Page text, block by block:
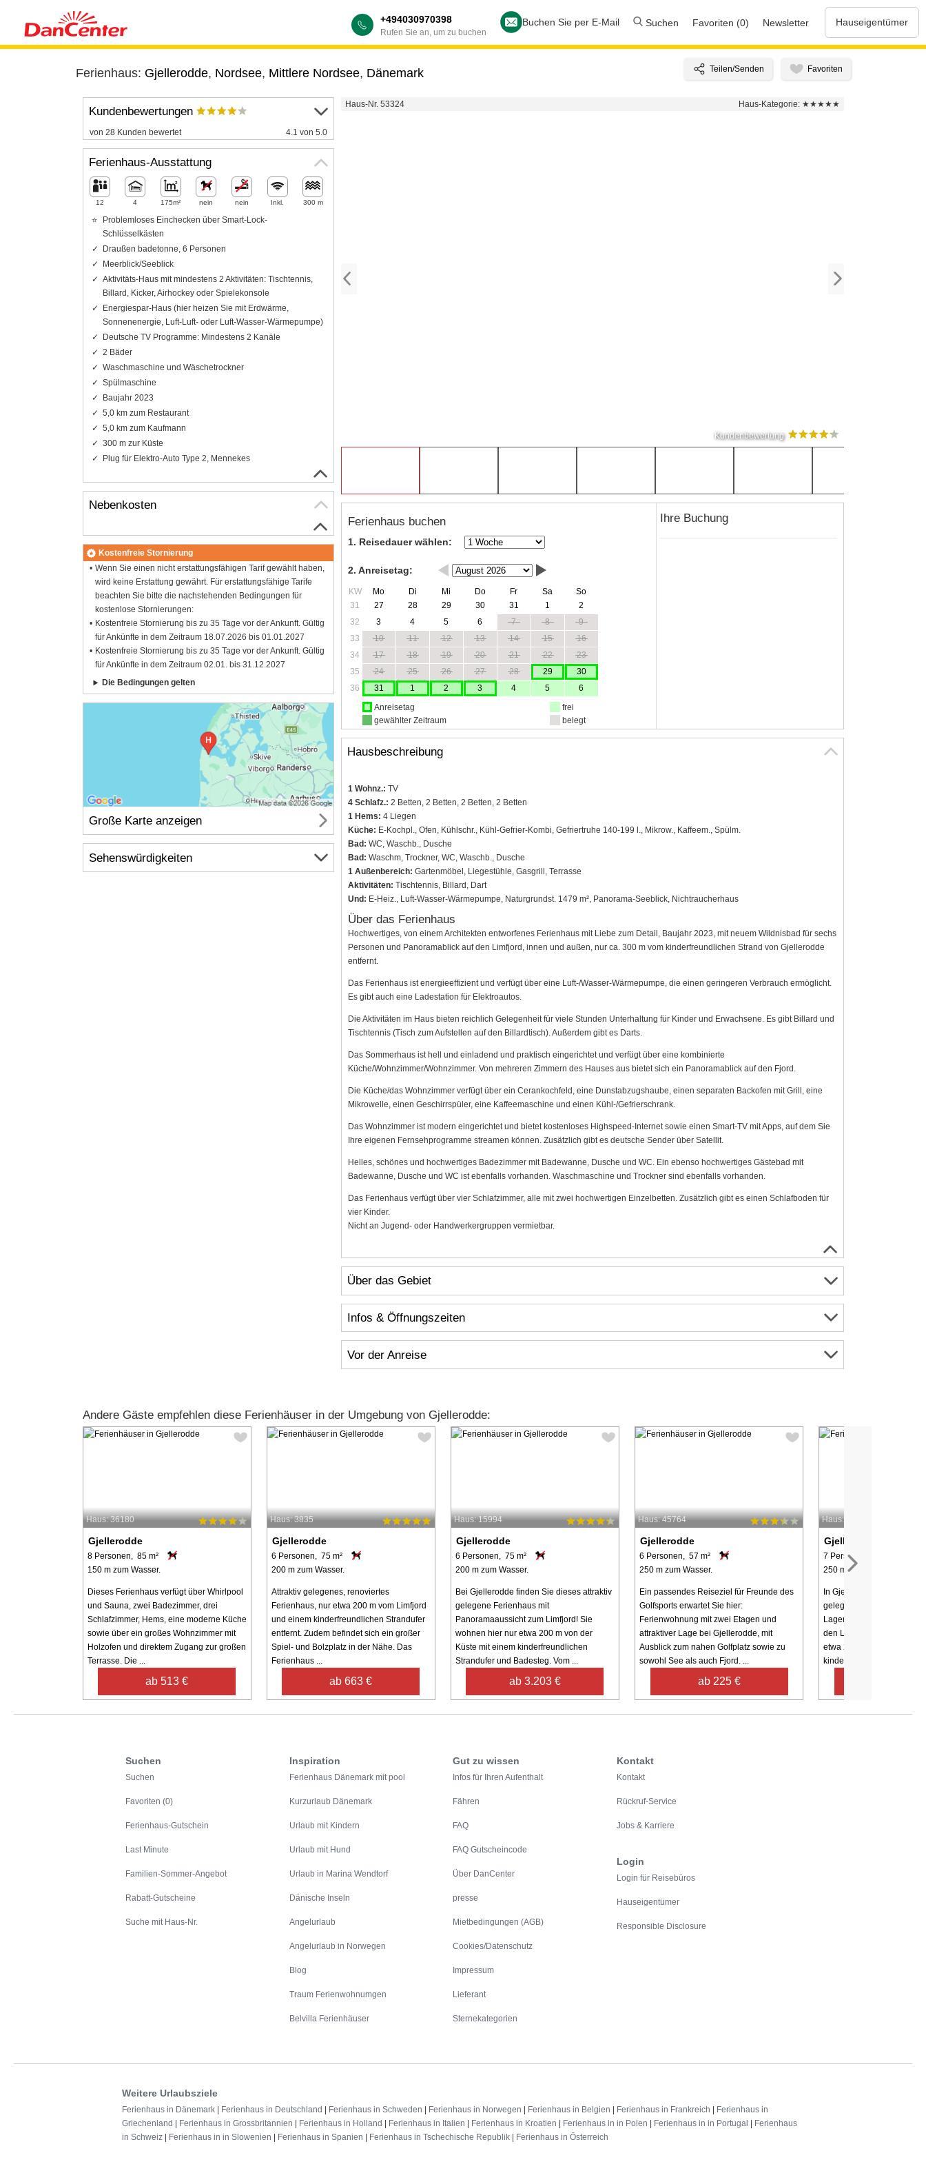
+494030970398
Rufen Sie an, um zu buchen
Buchen Sie per E-Mail Suchen Favoriten (0) Newsletter Hauseigentümer
Ferienhaus: Gjellerodde, Nordsee, Mittlere Nordsee, Dänemark
Haus-Nr. 53324 Haus-Kategorie: ★★★★★
Kundenbewertung
Ferienhaus buchen
1. Reisedauer wählen:
2. Anreisetag:
KW Mo Di Mi Do Fr Sa
So
31
27 28 29 30 31 1
2
32
3 4 5 6 7 8
9
33
10 11 12 13 14 15
16
34
17 18 19 20 21 22
23
35
24 25 26 27 28 29
30
36
31 1 2 3 4 5
6
Anreisetag
gewählter Zeitraum
frei
belegt
Ihre Buchung
Hausbeschreibung
1 Wohnz.: TV
4 Schlafz.: 2 Betten, 2 Betten, 2 Betten, 2 Betten
1 Hems: 4 Liegen
Küche: E-Kochpl., Ofen, Kühlschr., Kühl-Gefrier-Kombi, Gefriertruhe 140-199 l., Mikrow., Kaffeem., Spülm.
Bad: WC, Waschb., Dusche
Bad: Waschm, Trockner, WC, Waschb., Dusche
1 Außenbereich: Gartenmöbel, Liegestühle, Gasgrill, Terrasse
Aktivitäten: Tischtennis, Billard, Dart
Und: E-Heiz., Luft-Wasser-Wärmepumpe, Naturgrundst. 1479 m², Panorama-Seeblick, Nichtraucherhaus
Über das Ferienhaus
Hochwertiges, von einem Architekten entworfenes Ferienhaus mit Liebe zum Detail, Baujahr 2023, mit neuem Wildnisbad für sechs
Personen und Panoramablick auf den Limfjord, innen und außen, nur ca. 300 m vom kinderfreundlichen Strand von Gjellerodde
entfernt.
Das Ferienhaus ist energieeffizient und verfügt über eine Luft-/Wasser-Wärmepumpe, die einen geringeren Verbrauch ermöglicht.
Es gibt auch eine Ladestation für Elektroautos.
Die Aktivitäten im Haus bieten reichlich Gelegenheit für viele Stunden Unterhaltung für Kinder und Erwachsene. Es gibt Billard und
Tischtennis (Tisch zum Aufstellen auf den Billardtisch). Außerdem gibt es Darts.
Das Sommerhaus ist hell und einladend und praktisch eingerichtet und verfügt über eine kombinierte
Küche/Wohnzimmer/Wohnzimmer. Von mehreren Zimmern des Hauses aus bietet sich ein Panoramablick auf den Fjord.
Die Küche/das Wohnzimmer verfügt über ein Cerankochfeld, eine Dunstabzugshaube, einen separaten Backofen mit Grill, eine
Mikrowelle, einen Geschirrspüler, eine Kaffeemaschine und einen Kühl-/Gefrierschrank.
Das Wohnzimmer ist modern eingerichtet und bietet kostenloses Highspeed-Internet sowie einen Smart-TV mit Apps, auf dem Sie
Ihre eigenen Fernsehprogramme streamen können. Zusätzlich gibt es deutsche Sender über Satellit.
Helles, schönes und hochwertiges Badezimmer mit Badewanne, Dusche und WC. Ein ebenso hochwertiges Gästebad mit
Badewanne, Dusche und WC ist ebenfalls vorhanden. Waschmaschine und Trockner sind ebenfalls vorhanden.
Das Ferienhaus verfügt über vier Schlafzimmer, alle mit zwei hochwertigen Einzelbetten. Zusätzlich gibt es einen Schlafboden für
vier Kinder.
Nicht an Jugend- oder Handwerkergruppen vermietbar.
Über das Gebiet
Infos & Öffnungszeiten
Vor der Anreise
Kundenbewertungen
von 28 Kunden bewertet 4.1 von 5.0
Ferienhaus-Ausstattung
12 4 175m² nein nein Inkl. 300 m
Problemloses Einchecken über Smart-Lock-
Schlüsselkästen
Draußen badetonne, 6 Personen
Meerblick/Seeblick
Aktivitäts-Haus mit mindestens 2 Aktivitäten: Tischtennis,
Billard, Kicker, Airhockey oder Spielekonsole
Energiespar-Haus (hier heizen Sie mit Erdwärme,
Sonnenenergie, Luft-Luft- oder Luft-Wasser-Wärmepumpe)
Deutsche TV Programme: Mindestens 2 Kanäle
2 Bäder
Waschmaschine und Wäschetrockner
Spülmaschine
Baujahr 2023
5,0 km zum Restaurant
5,0 km zum Kaufmann
300 m zur Küste
Plug für Elektro-Auto Type 2, Mennekes
Nebenkosten
Kostenfreie Stornierung
Wenn Sie einen nicht erstattungsfähigen Tarif gewählt haben,
wird keine Erstattung gewährt. Für erstattungsfähige Tarife
beachten Sie bitte die nachstehenden Bedingungen für
kostenlose Stornierungen:
Kostenfreie Stornierung bis zu 35 Tage vor der Ankunft. Gültig
für Ankünfte in dem Zeitraum 18.07.2026 bis 01.01.2027
Kostenfreie Stornierung bis zu 35 Tage vor der Ankunft. Gültig
für Ankünfte in dem Zeitraum 02.01. bis 31.12.2027
Die Bedingungen gelten
Große Karte anzeigen
Sehenswürdigkeiten
Andere Gäste empfehlen diese Ferienhäuser in der Umgebung von Gjellerodde:
Haus: 36180
Gjellerodde
8 Personen, 85 m²
150 m zum Wasser.
Dieses Ferienhaus verfügt über Whirlpool
und Sauna, zwei Badezimmer, drei
Schlafzimmer, Hems, eine moderne Küche
sowie über ein großes Wohnzimmer mit
Holzofen und direktem Zugang zur großen
Terrasse. Die ...
ab 513 €
Haus: 3835
Gjellerodde
6 Personen, 75 m²
200 m zum Wasser.
Attraktiv gelegenes, renoviertes
Ferienhaus, nur etwa 200 m vom Limfjord
und einem kinderfreundlichen Strandufer
entfernt. Zudem befindet sich ein großer
Spiel- und Bolzplatz in der Nähe. Das
Ferienhaus ...
ab 663 €
Haus: 15994
Gjellerodde
6 Personen, 75 m²
200 m zum Wasser.
Bei Gjellerodde finden Sie dieses attraktiv
gelegene Ferienhaus mit
Panoramaaussicht zum Limfjord! Sie
wohnen hier nur etwa 200 m von der
Küste mit einem kinderfreundlichen
Strandufer und Badesteg. Vom ...
ab 3.203 €
Haus: 45764
Gjellerodde
6 Personen, 57 m²
250 m zum Wasser.
Ein passendes Reiseziel für Freunde des
Golfsports erwartet Sie hier:
Ferienwohnung mit zwei Etagen und
attraktiver Lage bei Gjellerodde, mit
Ausblick zum nahen Golfplatz sowie zu
sowohl See als auch Fjord. ...
ab 225 €
Haus: 48844
Gjellerodde
7 Personen, 75 m²
250 m zum Wasser.
In Gjellerodde finden Sie
gelegene Ferienhaus in
Lagen der Region mit
den Limfjord von innen
etwa 250 Meter vom
kinderfreundlichen ...
Suchen
Suchen
Favoriten (0)
Ferienhaus-Gutschein
Last Minute
Familien-Sommer-Angebot
Rabatt-Gutscheine
Suche mit Haus-Nr.
Inspiration
Ferienhaus Dänemark mit pool
Kurzurlaub Dänemark
Urlaub mit Kindern
Urlaub mit Hund
Urlaub in Marina Wendtorf
Dänische Inseln
Angelurlaub
Angelurlaub in Norwegen
Blog
Traum Ferienwohnumgen
Belvilla Ferienhäuser
Gut zu wissen
Infos für Ihren Aufenthalt
Fähren
FAQ
FAQ Gutscheincode
Über DanCenter
presse
Mietbedingungen (AGB)
Cookies/Datenschutz
Impressum
Lieferant
Sternekategorien
Kontakt
Kontakt
Rückruf-Service
Jobs & Karriere
Login
Login für Reisebüros
Hauseigentümer
Responsible Disclosure
Weitere Urlaubsziele
Ferienhaus in Dänemark Ferienhaus in Deutschland Ferienhaus in Schweden Ferienhaus in Norwegen Ferienhaus in Belgien Ferienhaus in Frankreich
Ferienhaus in
Griechenland
Ferienhaus in Grossbritannien Ferienhaus in Holland Ferienhaus in Italien Ferienhaus in Kroatien Ferienhaus in in Polen Ferienhaus in in Portugal
Ferienhaus
in Schweiz
Ferienhaus in in Slowenien Ferienhaus in Spanien Ferienhaus in Tschechische Republik Ferienhaus in Österreich